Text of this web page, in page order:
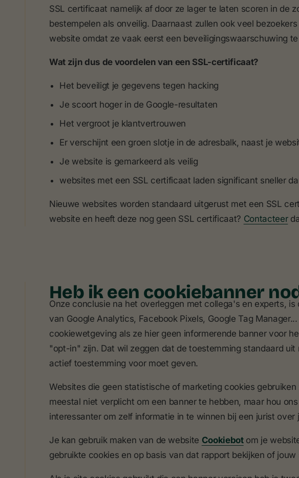
SSL certificaat namelijk af door ze lager te laten scoren in de
bestempelen als onveilig. Daarnaast zullen ook veel
website omdat ze vaak eerst een beveiligingswaarschuwing
Wat zijn dus de voordelen van een SSL-certificaat?
Het beveiligt je gegevens tegen hacking
Je scoort hoger in de Google-resultaten
Het vergroot je klantvertrouwen
Er verschijnt een groen slotje in de adresbalk, naast je
Je website is gemarkeerd als veilig
websites met een SSL certificaat laden significant sneller
Nieuwe websites worden standaard uitgerust met een SSL
website en heeft deze nog geen SSL certificaat? Contacteer
Heb ik een cookiebanner
Onze conclusie na het overleggen met collega's en experts,
van Google Analytics, Facebook Pixels, Google Tag
cookiewetgeving als ze hier geen informerende banner voor
"opt-in" zijn. Dat wil zeggen dat de toestemming standaard
actief toestemming voor moet geven.
Websites die geen statistische of marketing cookies
meestal niet verplicht om een banner te hebben, maar hou
interessanter om zelf informatie in te winnen bij een jurist
Je kan gebruik maken van de website Cookiebotom je
gebruikte cookies en op basis van dat rapport bekijken of jouw